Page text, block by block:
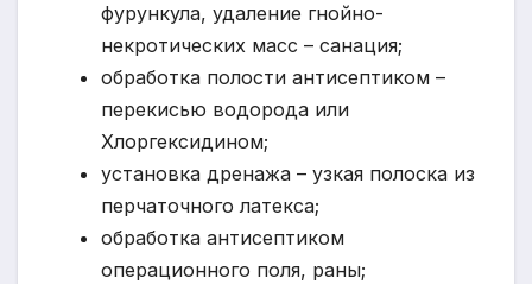
фурункула, удаление гнойно-
некротических масс – санация;
обработка полости антисептиком –
перекисью водорода или
Хлоргексидином;
установка дренажа – узкая полоска из
перчаточного латекса;
обработка антисептиком
операционного поля, раны;